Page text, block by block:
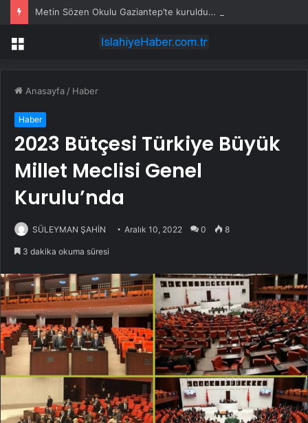
Menü
Anasayfa / Haber
Haber
2023 Bütçesi Türkiye Büyük
Millet Meclisi Genel
Kurulu’nda
SÜLEYMAN ŞAHİN Aralık 10, 2022 0 8
3 dakika okuma süresi